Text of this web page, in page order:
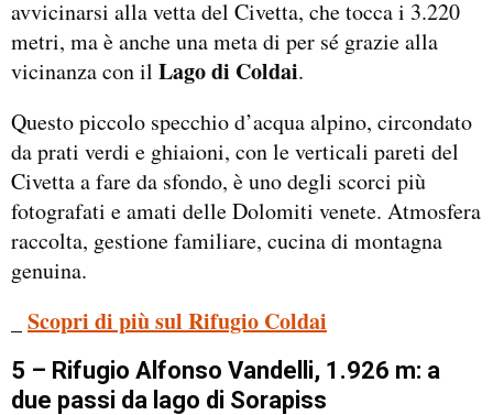
avvicinarsi alla vetta del Civetta, che tocca i 3.220
metri, ma è anche una meta di per sé grazie alla
vicinanza con il Lago di Coldai.
Questo piccolo specchio d’acqua alpino, circondato
da prati verdi e ghiaioni, con le verticali pareti del
Civetta a fare da sfondo, è uno degli scorci più
fotografati e amati delle Dolomiti venete. Atmosfera
raccolta, gestione familiare, cucina di montagna
genuina.
Scopri di più sul Rifugio Coldai
5 – Rifugio Alfonso Vandelli, 1.926 m: a
due passi da lago di Sorapiss